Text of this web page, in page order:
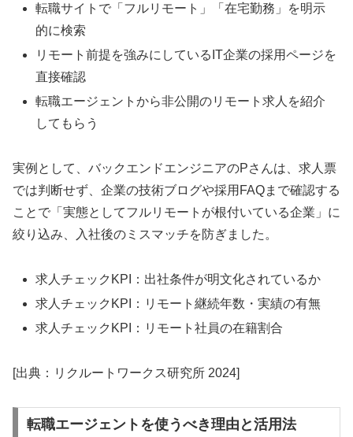
転職サイトで「フルリモート」「在宅勤務」を明示
的に検索
リモート前提を強みにしているIT企業の採用ページを
直接確認
転職エージェントから非公開のリモート求人を紹介
してもらう
実例として、バックエンドエンジニアのPさんは、求人票
では判断せず、企業の技術ブログや採用FAQまで確認する
ことで「実態としてフルリモートが根付いている企業」に
絞り込み、入社後のミスマッチを防ぎました。
求人チェックKPI：出社条件が明文化されているか
求人チェックKPI：リモート継続年数・実績の有無
求人チェックKPI：リモート社員の在籍割合
[出典：リクルートワークス研究所 2024]
転職エージェントを使うべき理由と活用法